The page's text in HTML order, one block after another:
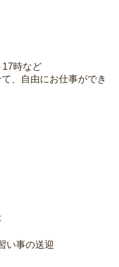
17時など
、自由にお仕事ができ
い事の送迎